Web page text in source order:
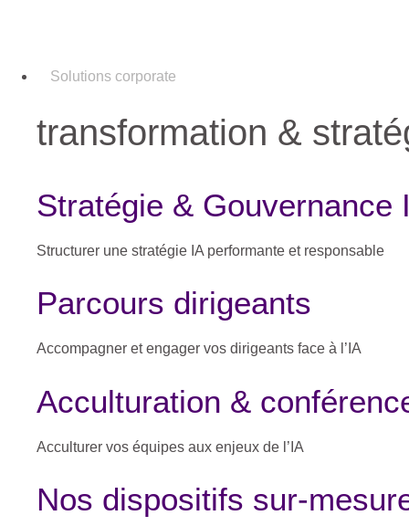
Solutions corporate
transformation &
Stratégie & Gouvernance
Structurer une stratégie IA performante et responsable
Parcours dirigeants
Accompagner et engager vos dirigeants face à l’IA
Acculturation &
Acculturer vos équipes aux enjeux de l’IA
Nos dispositifs sur-